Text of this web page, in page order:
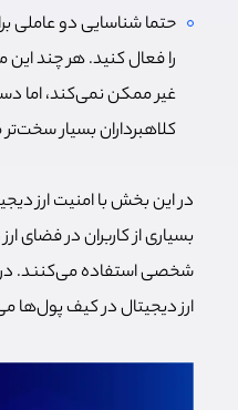
حتما شناسایی دو عاملی
را فعال کنید. هر چند این
غیر ممکن نمی‌کند، اما
کلاهبرداران بسیار
در این بخش با امنیت ارز
بسیاری از کاربران در فضای
شخصی استفاده می‌کنند.
ارز دیجیتال در کیف پول‌ها